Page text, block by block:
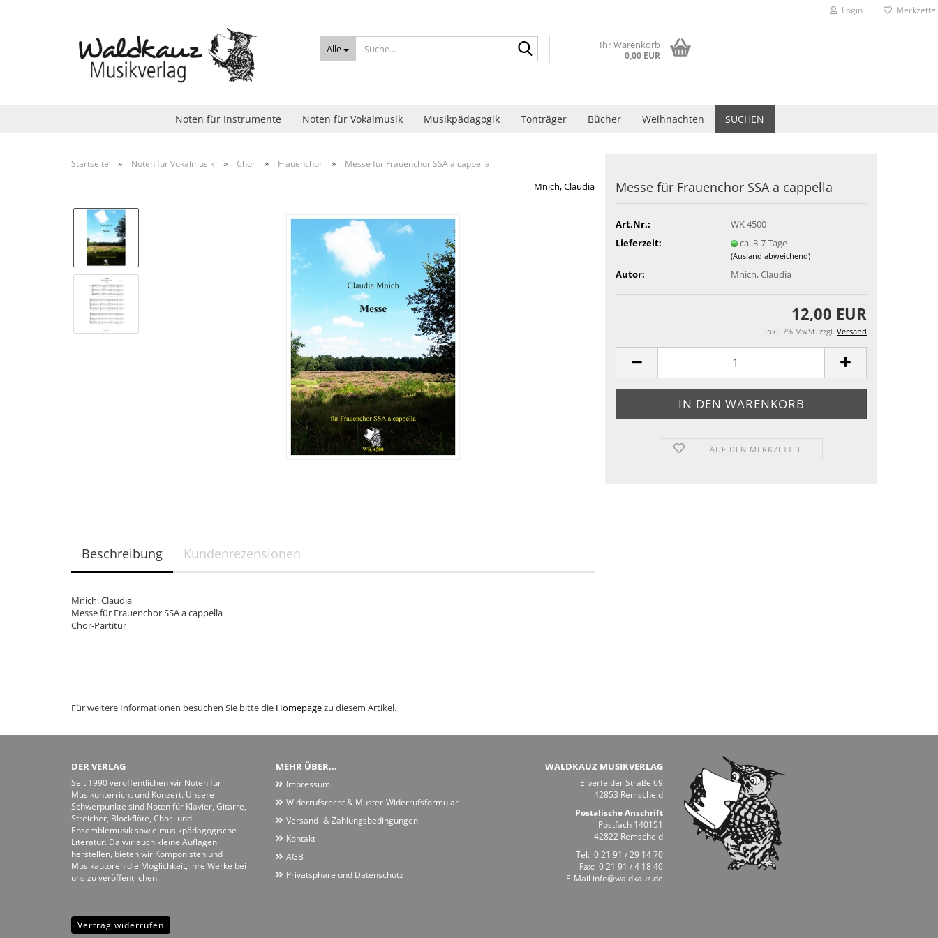
Login Merkzettel
Alle Ihr Warenkorb
0,00 EUR
Noten für Instrumente Noten für Vokalmusik Musikpädagogik Tonträger Bücher Weihnachten SUCHEN
Startseite » Noten für Vokalmusik » Chor » Frauenchor » Messe für Frauenchor SSA a cappella
Mnich, Claudia Messe für Frauenchor SSA a cappella
Art.Nr.:
WK 4500
Lieferzeit:
ca. 3-7 Tage
(Ausland abweichend)
Autor: Mnich, Claudia
12,00 EUR
inkl. 7% MwSt. zzgl. Versand
AUF DEN MERKZETTEL
Beschreibung Kundenrezensionen
Mnich, Claudia
Messe für Frauenchor SSA a cappella
Chor-Partitur
Für weitere Informationen besuchen Sie bitte die Homepagezu diesem Artikel.
MEHR ÜBER...
Impressum
Widerrufsrecht & Muster-Widerrufsformular
Versand- & Zahlungsbedingungen
Kontakt
AGB
Privatsphäre und Datenschutz
WALDKAUZ MUSIKVERLAG
Elberfelder Straße 69
42853 Remscheid
Postalische Anschrift
Postfach 140151
42822 Remscheid
Tel: 0 21 91 / 29 14 70
Fax: 0 21 91 / 4 18 40
E-Mail info@waldkauz.de
DER VERLAG
Seit 1990 veröffentlichen wir Noten für
Musikunterricht und Konzert. Unsere
Schwerpunkte sind Noten für Klavier, Gitarre,
Streicher, Blockflöte, Chor- und
Ensemblemusik sowie musikpädagogische
Literatur. Da wir auch kleine Auflagen
herstellen, bieten wir Komponisten und
Musikautoren die Möglichkeit, ihre Werke bei
uns zu veröffentlichen.
Vertrag widerrufen